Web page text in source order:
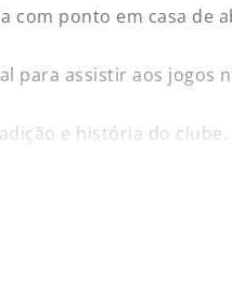
com ponto em casa de
para assistir aos jogos
e história do clube.